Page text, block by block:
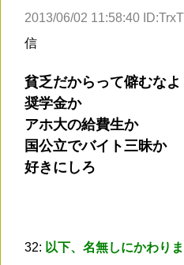
2013/06/02 11:58:40
信
貧乏だからって僻むなよ
奨学金か
アホ大の給費生か
国公立でバイト三昧か
好きにしろ
32: 以下、名無しにかわり